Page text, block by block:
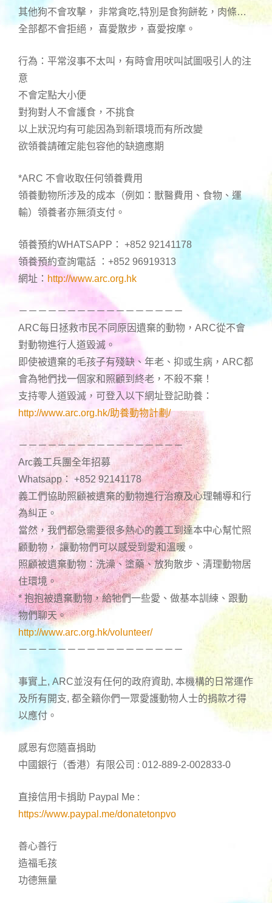
其他狗不會攻擊， 非常貪吃,特別是食狗餅乾，肉條…
全部都不會拒絕， 喜愛散步，喜愛按摩。
行為：平常沒事不太叫，有時會用吠叫試圖吸引人的注
意
不會定點大小便
對狗對人不會護食，不挑食
以上狀況均有可能因為到新環境而有所改變
欲領養請確定能包容他的缺適應期
*ARC 不會收取任何領養費用
領養動物所涉及的成本（例如：獸醫費用、食物、運
輸）領養者亦無須支付。
領養預約WHATSAPP： +852 92141178
領養預約查詢電話 ：+852 96919313
網址： http://www.arc.org.hk
－－－－－－－－－－－－－－－－－
ARC每日拯救市民不同原因遺棄的動物，ARC從不會
對動物進行人道毀滅。
即使被遺棄的毛孩子有殘缺、年老、抑或生病，ARC都
會為牠們找一個家和照顧到終老，不殺不棄！
支持零人道毀滅，可登入以下網址登記助養：
http://www.arc.org.hk/助養動物計劃/
－－－－－－－－－－－－－－－－－
Arc義工兵團全年招募
Whatsapp： +852 92141178
義工們協助照顧被遺棄的動物進行治療及心理輔導和行
為糾正。
當然，我們都急需要很多熱心的義工到達本中心幫忙照
顧動物， 讓動物們可以感受到愛和溫暖。
照顧被遺棄動物：洗澡、塗藥、放狗散步、清理動物居
住環境。
* 抱抱被遺棄動物，給牠們一些愛、做基本訓練、跟動
物們聊天。
http://www.arc.org.hk/volunteer/
－－－－－－－－－－－－－－－－－
事實上, ARC並沒有任何的政府資助, 本機構的日常運作
及所有開支, 都全籟你們一眾愛護動物人士的捐款才得
以應付。
感恩有您隨喜捐助
中國銀行（香港）有限公司 : 012-889-2-002833-0
直接信用卡捐助 Paypal Me :
https://www.paypal.me/donatetonpvo
善心善行
造福毛孩
功德無量